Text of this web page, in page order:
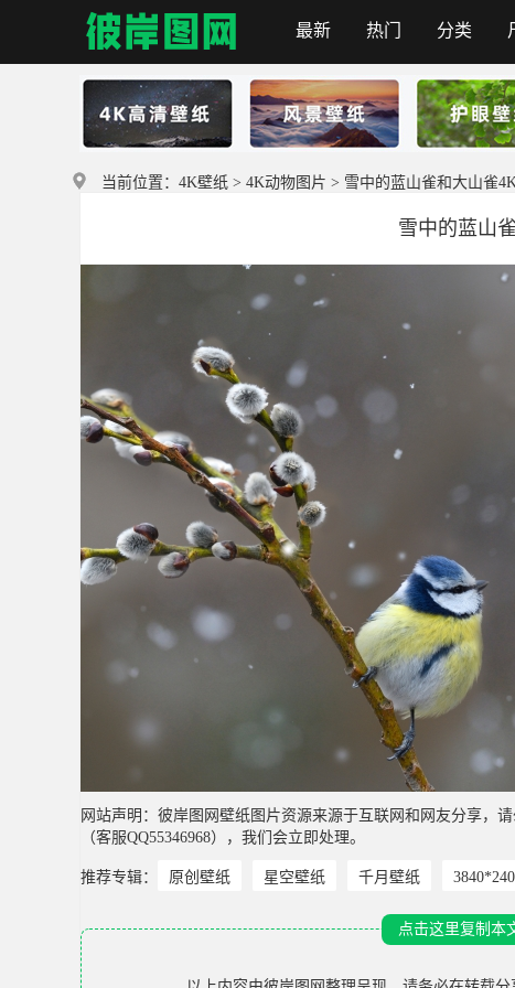
首页
最新 热门 分类
当前位置： 4K壁纸 > 4K动物图片 > 雪中的蓝山雀和大山雀
雪中的蓝山
网站声明：彼岸图网壁纸图片资源来源于互联网和网友分享，
（客服QQ55346968），我们会立即处理。
推荐专辑： 原创壁纸 星空壁纸 千月壁纸
点击这里复制本